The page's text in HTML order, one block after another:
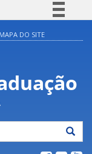
à informação
Canais
MAPA DO SITE